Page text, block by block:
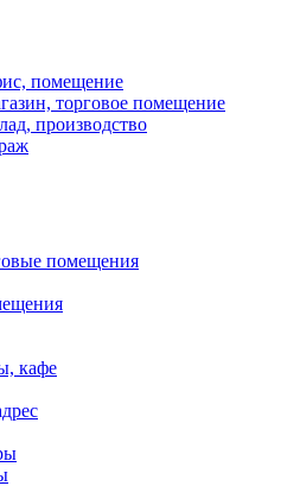
помещение
торговое помещение
производство
помещения
кафе